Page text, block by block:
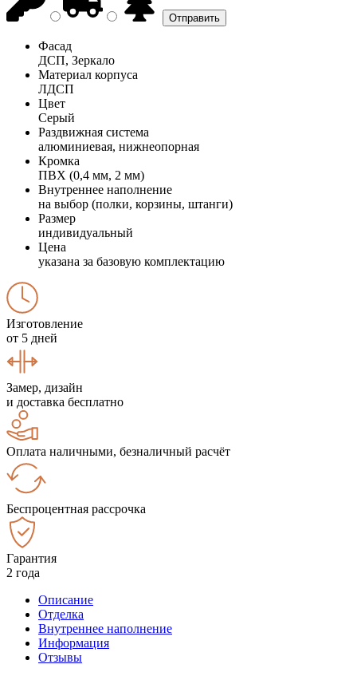
Фасад
ДСП, Зеркало
Материал корпуса
ЛДСП
Цвет
Серый
Раздвижная система
алюминиевая, нижнеопорная
Кромка
ПВХ (0,4 мм, 2 мм)
Внутреннее наполнение
на выбор (полки, корзины, штанги)
Размер
индивидуальный
Цена
указана за базовую комплектацию
Изготовление
от 5 дней
Замер, дизайн
и доставка бесплатно
Оплата наличными, безналичный расчёт
Беспроцентная рассрочка
Гарантия
2 года
Описание
Отделка
Внутреннее наполнение
Информация
Отзывы